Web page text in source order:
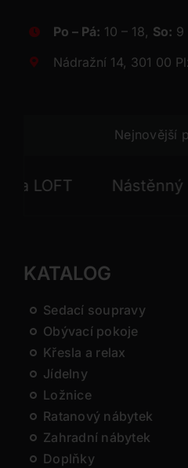
Po – Pá: 10 – 18, So: 9
Nádražní 14, 301 00
Nejnovější
Nástěnný
KATALOG
Sedací soupravy
Obývací pokoje
Křesla a relax
Jídelny
Ložnice
Ratanový nábytek
Zahradní nábytek
Doplňky